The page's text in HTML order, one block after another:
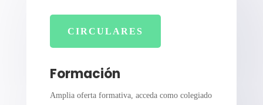
CIRCULARES
Formación
Amplia oferta formativa, acceda como colegiado